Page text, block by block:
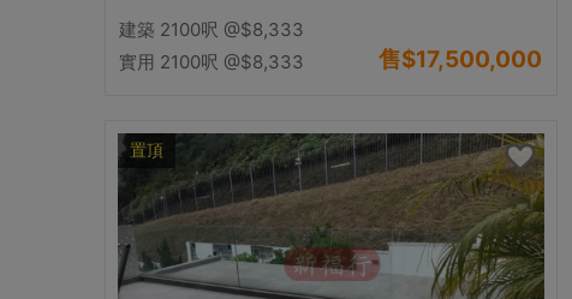
建築 2100呎 @$8,333
實用 2100呎 @$8,333 售$17,500,000
置頂